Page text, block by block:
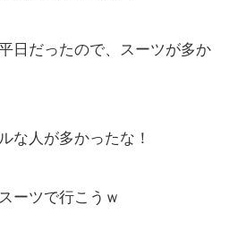
日だったので、スーツが多か
な人が多かったな！
ーツで行こうｗ